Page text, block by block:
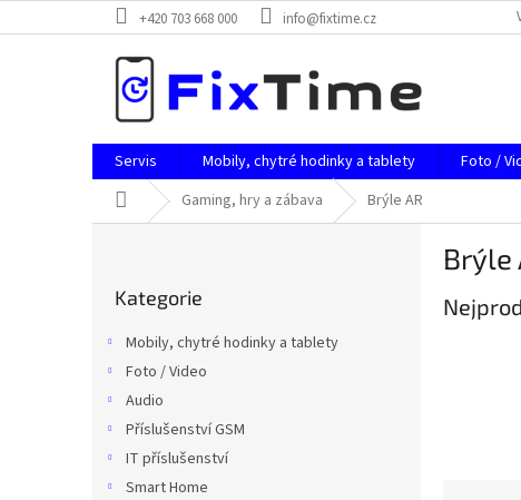
na
+420 703 668 000 info@fixtime.cz
Servis Mobily, chytré hodinky a tablety Foto /
Domů Gaming, hry a zábava Brýle AR
kategorie
Kategorie
Mobily, chytré hodinky a tablety
Foto / Video
Audio
Příslušenství GSM
IT příslušenství
Smart Home
Brýle